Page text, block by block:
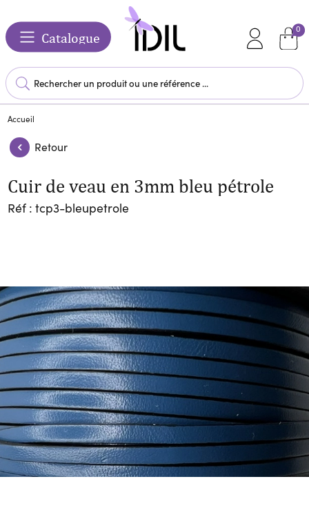
Catalogue
0
Accueil
Retour
Cuir de veau en 3mm bleu pétrole
Réf : tcp3-bleupetrole